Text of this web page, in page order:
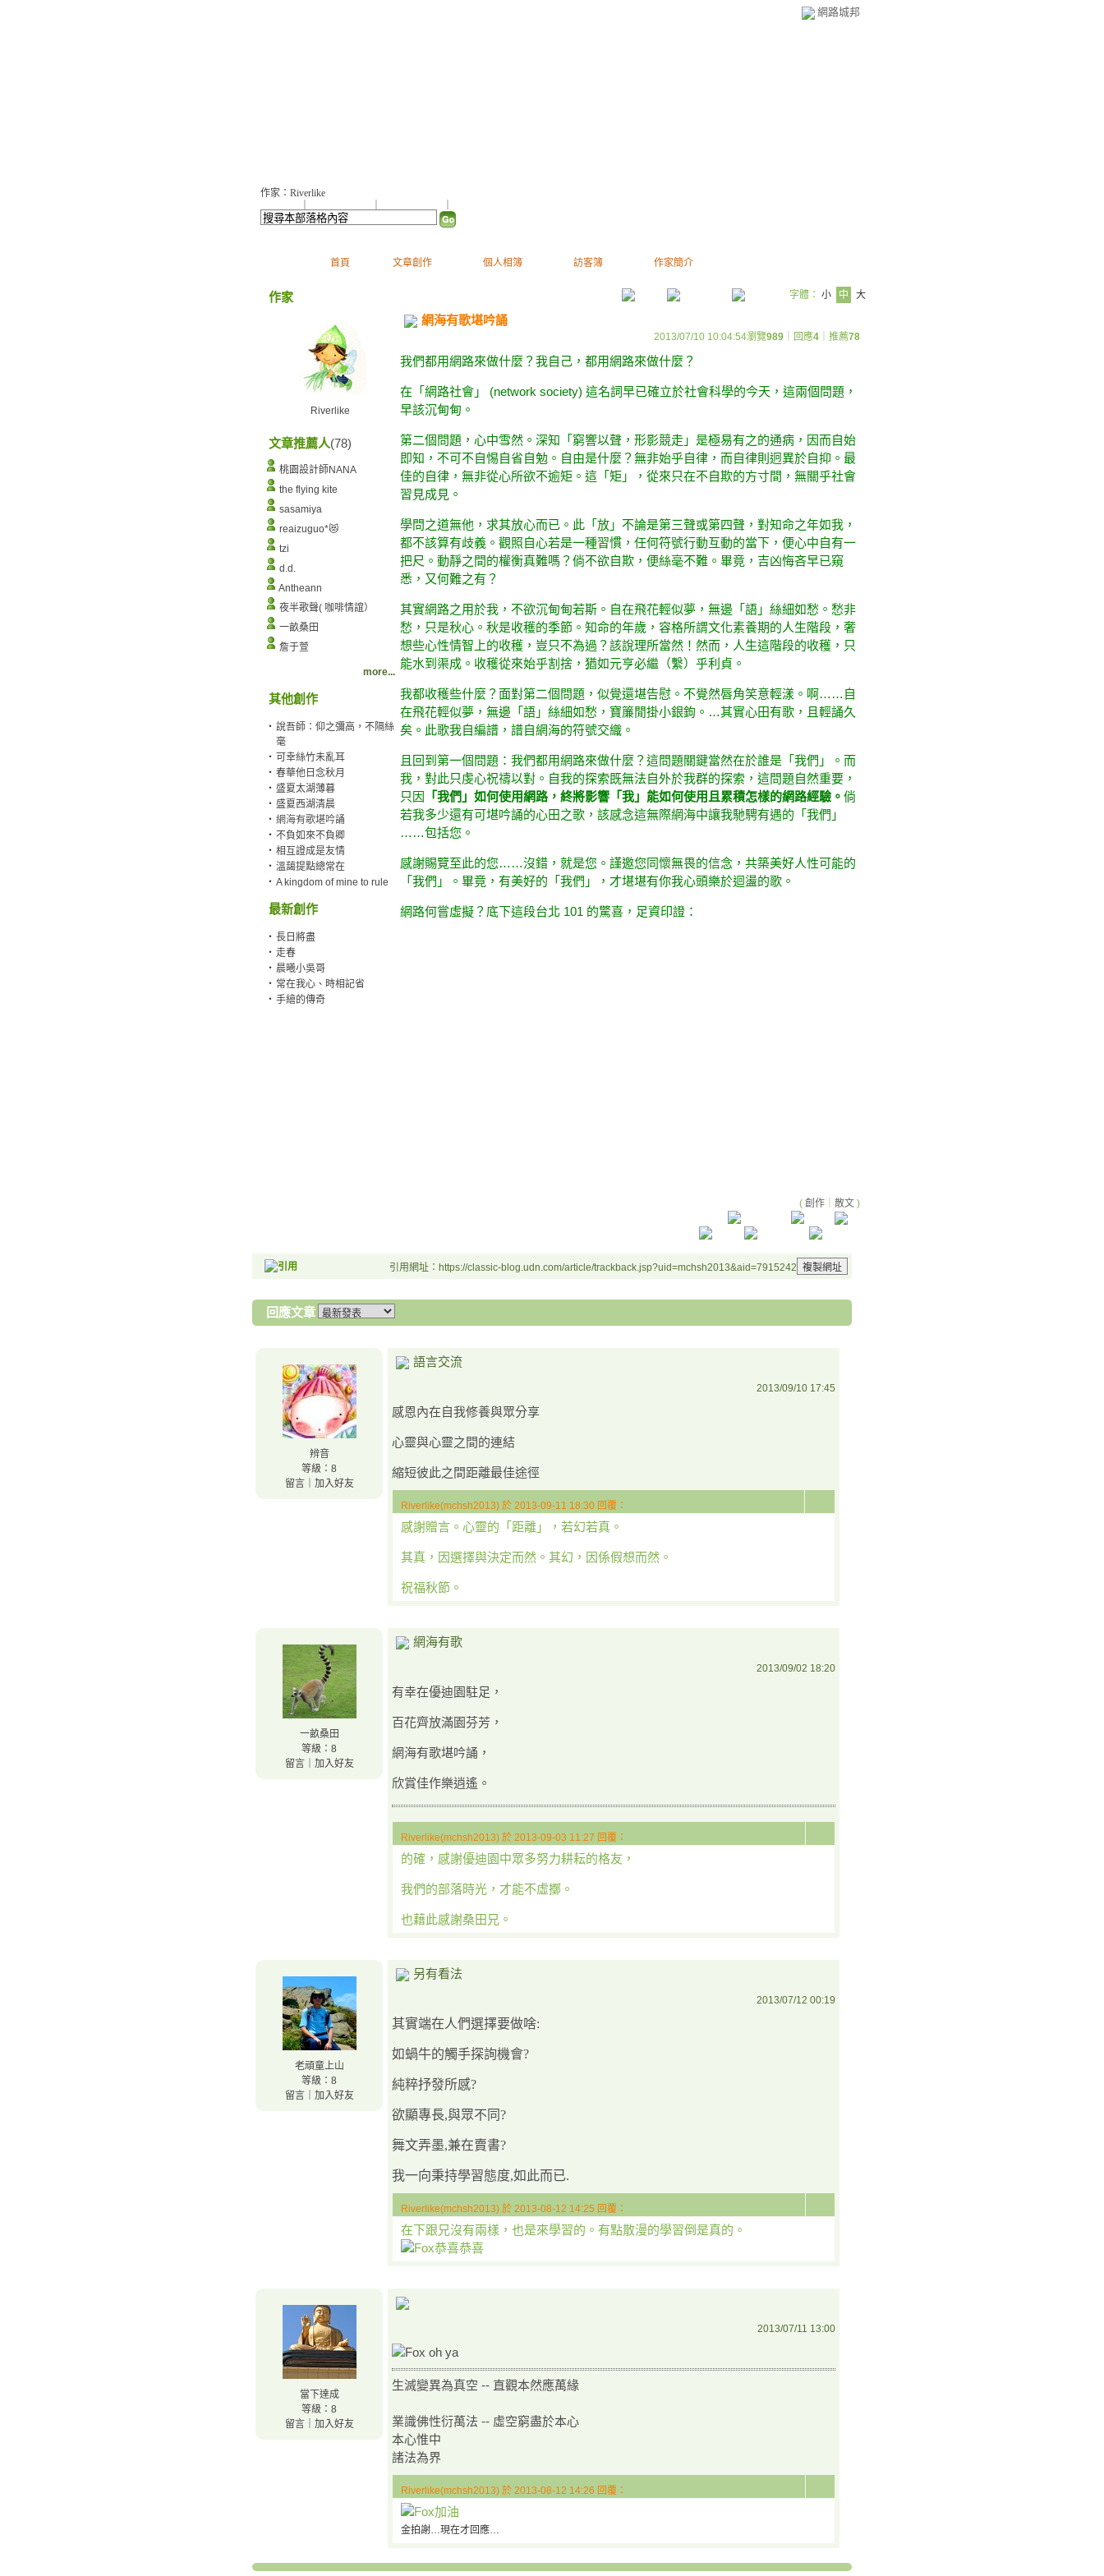
網路城邦
首頁 文章創作 個人相簿 訪客簿 作家簡介
作家：Riverlike
作家
Riverlike
文章推薦人(78)
桃園設計師NANA
the flying kite
sasamiya
reaizuguo*😻
tzi
d.d.
Antheann
夜半歌聲( 咖啡情誼）
一畝桑田
詹于萱
more...
其他創作
‧ 說吾師：仰之彌高，不隔絲
毫
‧ 可幸絲竹未亂耳
‧ 春華他日念秋月
‧ 盛夏太湖薄暮
‧ 盛夏西湖清晨
‧ 網海有歌堪吟誦
‧ 不負如來不負卿
‧ 相互證成是友情
‧ 溫藹提點總常在
‧ A kingdom of mine to rule
最新創作
‧ 長日將盡
‧ 走春
‧ 晨曦小吳哥
‧ 常在我心、時相記省
‧ 手繪的傳奇
字體： 小 中 大
網海有歌堪吟誦
2013/07/10 10:04:54瀏覽989 ｜回應4 ｜推薦78
我們都用網路來做什麼？我自己，都用網路來做什麼？
在「網路社會」 (network society) 這名詞早已確立於社會科學的今天，這兩個問題，
早該沉甸甸。
第二個問題，心中雪然。深知「 窮響以聲，形影競走」是極易有之的通病，因而自始
即知，不可不自惕自省自勉。自由是什麼？無非始乎自律，而自律則迥異於自抑。最
佳的自律，無非從心所欲不逾矩。這「矩」，從來只在不自欺的方寸間，無關乎社會
習見成見。
學問之道無他，求其放心而已。此「放」不論是第三聲或第四聲，對知命之年如我，
都不該算有歧義。觀照自心若是一種習慣，任何符號行動互動的當下，便心中自有一
把尺。動靜之間的權衡真難嗎？倘不欲自欺，便絲毫不難。畢竟，吉凶悔吝早已窺
悉，又何難之有？
其實網路之用於我，不欲沉甸甸若斯。自在飛花輕似夢，無邊「語」絲細如愁。愁非
愁，只是秋心。秋是收穫的季節。知命的年歲，容格所謂文化素養期的人生階段，奢
想些心性情智上的收穫，豈只不為過？該說理所當然！然而，人生這階段的收穫，只
能水到渠成。收穫從來始乎割捨，猶如元亨必繼（繫）乎利貞。
我都收穫些什麼？面對第二個問題，似覺還堪告慰。不覺然唇角笑意輕漾。啊……自
在飛花輕似夢，無邊「語」絲細如愁，寶簾閒掛小銀鉤。…其實心田有歌，且輕誦久
矣。此歌我自編譜，譜自網海的符號交織。
且回到第一個問題：我們都用網路來做什麼？這問題關鍵當然在於誰是「我們」。而
我，對此只虔心祝禱以對。自我的探索既無法自外於我群的探索，這問題自然重要，
只因
「我們」如何使用網路，終將影響「我」能如何使用且累積怎樣的網路經驗。 倘
若我多少還有可堪吟誦的心田之歌，該感念這無際網海中讓我馳騁有遇的「我們」
……包括您。
感謝賜覽至此的您……沒錯，就是您。謹邀您同懷無畏的信念，共築美好人性可能的
「我們」。畢竟，有美好的「我們」，才堪堪有你我心頭樂於迴盪的歌。
網路何嘗虛擬？底下這段台北 101 的驚喜，足資印證：
( 創作 散文 )
引用網址：https://classic-blog.udn.com/article/trackback.jsp?uid=mchsh2013&aid=7915242
回應文章
辨音
等級：8
留言｜ 加入好友
語言交流
2013/09/10 17:45
感恩內在自我修養與眾分享
心靈與心靈之間的連結
縮短彼此之間距離最佳途徑
Riverlike(mchsh2013) 於 2013-09-11 18:30 回覆：
感謝贈言。心靈的「距離」，若幻若真。
其真，因選擇與決定而然。其幻，因係假想而然。
祝福秋節。
一畝桑田
等級：8
留言｜ 加入好友
網海有歌
2013/09/02 18:20
有幸在優迪園駐足，
百花齊放滿園芬芳，
網海有歌堪吟誦，
欣賞佳作樂逍遙。
Riverlike(mchsh2013) 於 2013-09-03 11:27 回覆：
的確，感謝優迪園中眾多努力耕耘的格友，
我們的部落時光，才能不虛擲。
也藉此感謝桑田兄。
老頑童上山
等級：8
留言｜ 加入好友
另有看法
2013/07/12 00:19
其實端在人們選擇要做啥:
如蝸牛的觸手探詢機會?
純粹抒發所感?
欲顯專長,與眾不同?
舞文弄墨,兼在賣書?
我一向秉持學習態度,如此而已.
Riverlike(mchsh2013) 於 2013-08-12 14:25 回覆：
在下跟兄沒有兩樣，也是來學習的。有點散漫的學習倒是真的。
當下達成
等級：8
留言｜ 加入好友
2013/07/11 13:00
生滅變異為真空 -- 直觀本然應萬緣
業識佛性衍萬法 -- 虛空窮盡於本心
本心惟中
諸法為界
Riverlike(mchsh2013) 於 2013-08-12 14:26 回覆：
金拍謝…現在才回應…